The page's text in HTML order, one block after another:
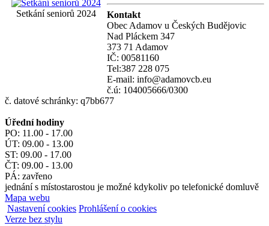
Setkání seniorů 2024
Kontakt
Obec Adamov u Českých Budějovic
Nad Pláckem 347
373 71 Adamov
IČ: 00581160
Tel:387 228 075
E-mail: info@adamovcb.eu
č.ú: 104005666/0300
č. datové schránky: q7bb677
Úřední hodiny
PO: 11.00 - 17.00
ÚT: 09.00 - 13.00
ST: 09.00 - 17.00
ČT: 09.00 - 13.00
PÁ: zavřeno
jednání s místostarostou je možné kdykoliv po telefonické domluvě
Mapa webu
Nastavení cookies Prohlášení o cookies
Verze bez stylu